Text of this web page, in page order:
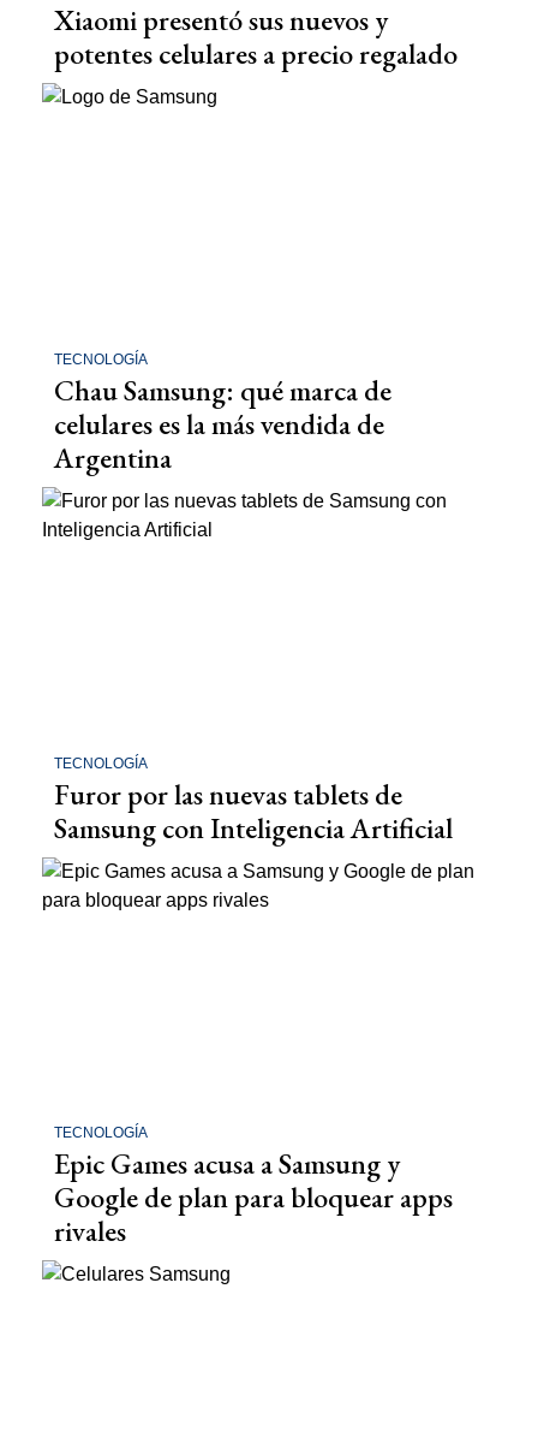
Xiaomi presentó sus nuevos y
potentes celulares a precio regalado
TECNOLOGÍA
Chau Samsung: qué marca de
celulares es la más vendida de
Argentina
TECNOLOGÍA
Furor por las nuevas tablets de
Samsung con Inteligencia Artificial
TECNOLOGÍA
Epic Games acusa a Samsung y
Google de plan para bloquear apps
rivales